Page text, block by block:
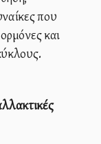
που
και